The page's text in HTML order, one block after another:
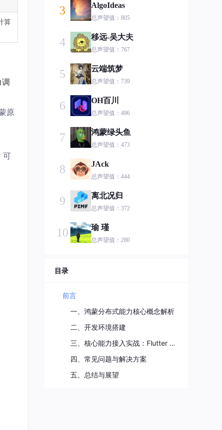
算
原
可
3 AlgoIdeas
总声望值：805
4 移远-吴大夫
总声望值：767
5 云端筑梦
总声望值：739
6 OH百川
总声望值：496
7 鸿蒙绿头鱼
总声望值：473
8 JAck
总声望值：444
9 离北况归
总声望值：372
10 瑜 瑾
总声望值：280
11
12
J_1592385427
芯永恒
目录
前言
一、鸿蒙分布式能力核心概念解析
二、开发环境搭建
三、核心能力接入实战：Flutter 调用鸿蒙分布式 API
四、常见问题与解决方案
五、总结与展望